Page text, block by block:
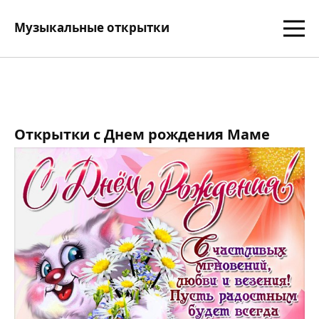
Музыкальные открытки
Открытки с Днем рождения Маме